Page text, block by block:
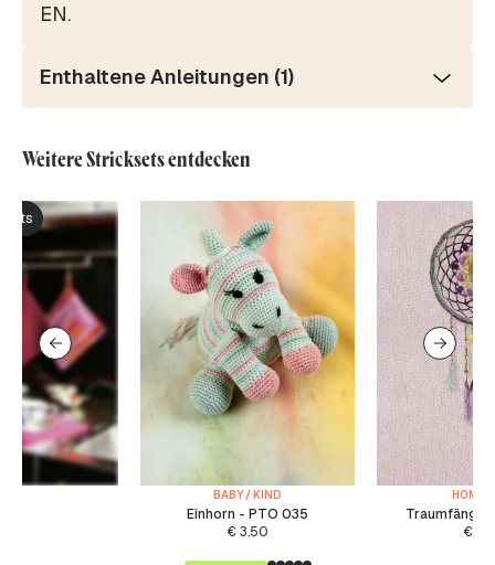
EN.
Enthaltene Anleitungen (1)
Weitere Stricksets entdecken
BABY / KIND
Einhorn - PTO 035
€3.50
Traumfänger
€